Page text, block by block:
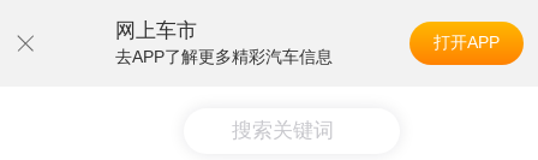
网上车市
去APP了解更多精彩汽车信息
打开APP
搜索关键词